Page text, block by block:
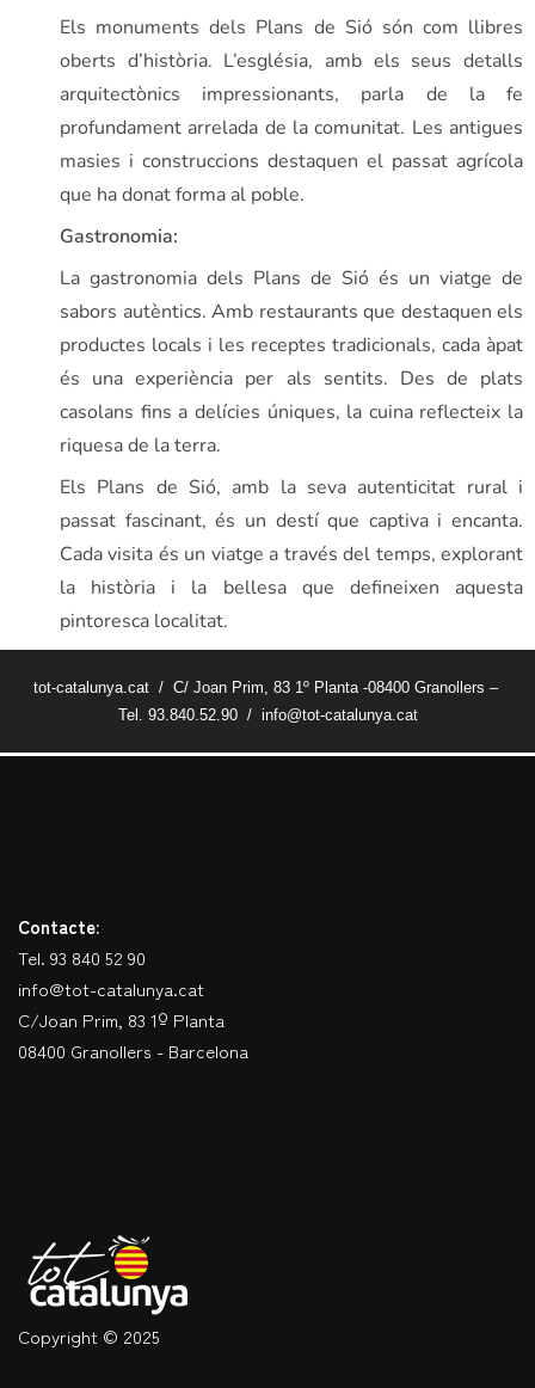
Els monuments dels Plans de Sió són com llibres
oberts d’història. L’església, amb els seus detalls
arquitectònics impressionants, parla de la fe
profundament arrelada de la comunitat. Les antigues
masies i construccions destaquen el passat agrícola
que ha donat forma al poble.
Gastronomia:
La gastronomia dels Plans de Sió és un viatge de
sabors autèntics. Amb restaurants que destaquen els
productes locals i les receptes tradicionals, cada àpat
és una experiència per als sentits. Des de plats
casolans fins a delícies úniques, la cuina reflecteix la
riquesa de la terra.
Els Plans de Sió, amb la seva autenticitat rural i
passat fascinant, és un destí que captiva i encanta.
Cada visita és un viatge a través del temps, explorant
la història i la bellesa que defineixen aquesta
pintoresca localitat.
tot-catalunya.cat / C/ Joan Prim, 83 1º Planta -08400 Granollers –
Tel. 93.840.52.90 / info@tot-catalunya.cat
Contacte:
Tel. 93 840 52 90
info@tot-catalunya.cat
C/Joan Prim, 83 1º Planta
08400 Granollers - Barcelona
Copyright © 2025